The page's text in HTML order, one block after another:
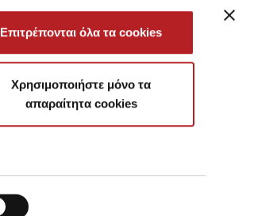
Επιτρέπονται όλα τα cookies
Χρησιμοποιήστε μόνο τα
απαραίτητα cookies